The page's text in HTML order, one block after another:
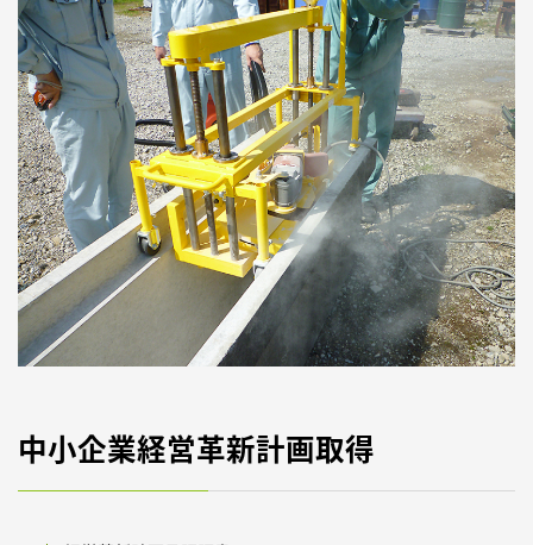
アクセス
お知らせ
お問い合わせ
中小企業経営革新計画取得